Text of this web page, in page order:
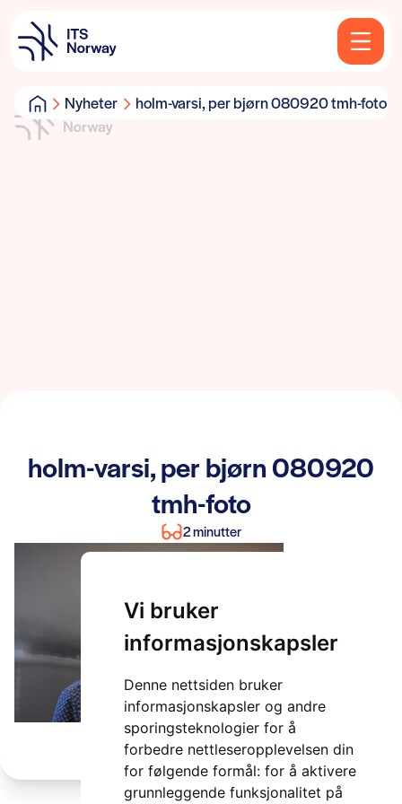
Vi bruker
informasjonskapsler
Denne nettsiden bruker
informasjonskapsler og andre
sporingsteknologier for å
forbedre nettleseropplevelsen din
for følgende formål: for å aktivere
grunnleggende funksjonalitet på
Nyheter holm-varsi, per bjørn 080920 tmh-foto
holm-varsi, per bjørn 080920
tmh-foto
2 minutter